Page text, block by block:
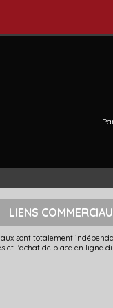
LIENS
sont totalement
et l'achat de place en ligne